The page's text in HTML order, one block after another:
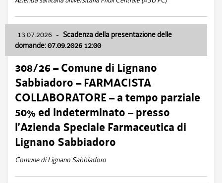
13.07.2026 - Scadenza della presentazione delle
domande: 07.09.2026 12:00
308/26 – Comune di Lignano
Sabbiadoro – FARMACISTA
COLLABORATORE – a tempo parziale
50% ed indeterminato – presso
l’Azienda Speciale Farmaceutica di
Lignano Sabbiadoro
Comune di Lignano Sabbiadoro